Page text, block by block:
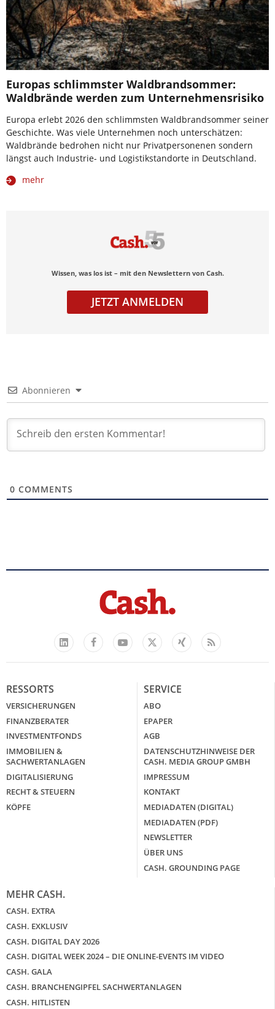
Europas schlimmster Waldbrandsommer:
Waldbrände werden zum Unternehmensrisiko
Europa erlebt 2026 den schlimmsten Waldbrandsommer seiner
Geschichte. Was viele Unternehmen noch unterschätzen:
Waldbrände bedrohen nicht nur Privatpersonenen sondern
längst auch Industrie- und Logistikstandorte in Deutschland.
mehr
Wissen, was los ist – mit den Newslettern von Cash.
JETZT ANMELDEN
Abonnieren
0 COMMENTS
LinkedIn
FacebookYouTube
X
Xing Feed
RESSORTS
VERSICHERUNGEN
FINANZBERATER
INVESTMENTFONDS
IMMOBILIEN &
SACHWERTANLAGEN
DIGITALISIERUNG
RECHT & STEUERN
KÖPFE
SERVICE
ABO
EPAPER
AGB
DATENSCHUTZHINWEISE DER
CASH. MEDIA GROUP GMBH
IMPRESSUM
KONTAKT
MEDIADATEN (DIGITAL)
MEDIADATEN (PDF)
NEWSLETTER
ÜBER UNS
CASH. GROUNDING PAGE
MEHR CASH.
CASH. EXTRA
CASH. EXKLUSIV
CASH. DIGITAL DAY 2026
CASH. DIGITAL WEEK 2024 – DIE ONLINE-EVENTS IM VIDEO
CASH. GALA
CASH. BRANCHENGIPFEL SACHWERTANLAGEN
CASH. HITLISTEN